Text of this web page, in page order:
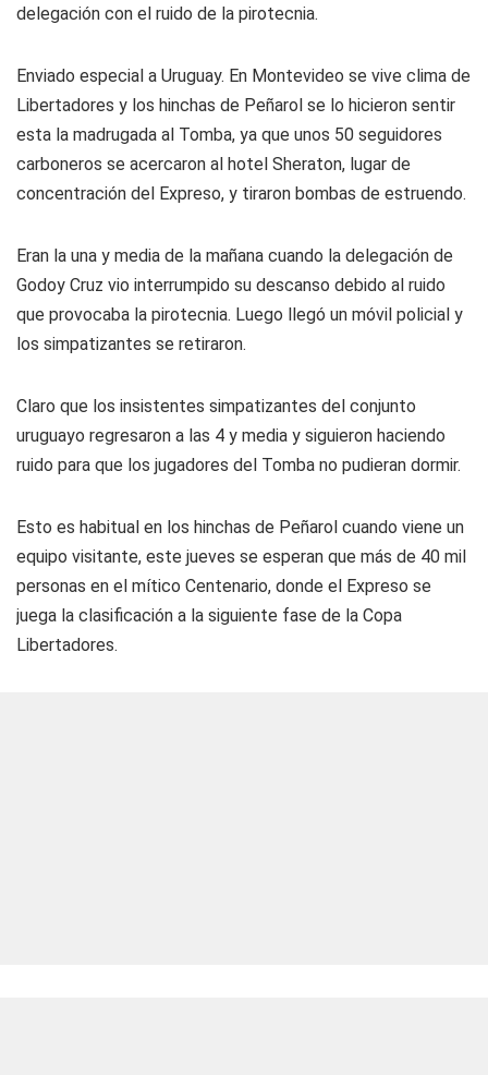
delegación con el ruido de la pirotecnia.
Enviado especial a Uruguay. En Montevideo se vive clima de
Libertadores y los hinchas de Peñarol se lo hicieron sentir
esta la madrugada al Tomba, ya que unos 50 seguidores
carboneros se acercaron al hotel Sheraton, lugar de
concentración del Expreso, y tiraron bombas de estruendo.
Eran la una y media de la mañana cuando la delegación de
Godoy Cruz vio interrumpido su descanso debido al ruido
que provocaba la pirotecnia. Luego llegó un móvil policial y
los simpatizantes se retiraron.
Claro que los insistentes simpatizantes del conjunto
uruguayo regresaron a las 4 y media y siguieron haciendo
ruido para que los jugadores del Tomba no pudieran dormir.
Esto es habitual en los hinchas de Peñarol cuando viene un
equipo visitante, este jueves se esperan que más de 40 mil
personas en el mítico Centenario, donde el Expreso se
juega la clasificación a la siguiente fase de la Copa
Libertadores.